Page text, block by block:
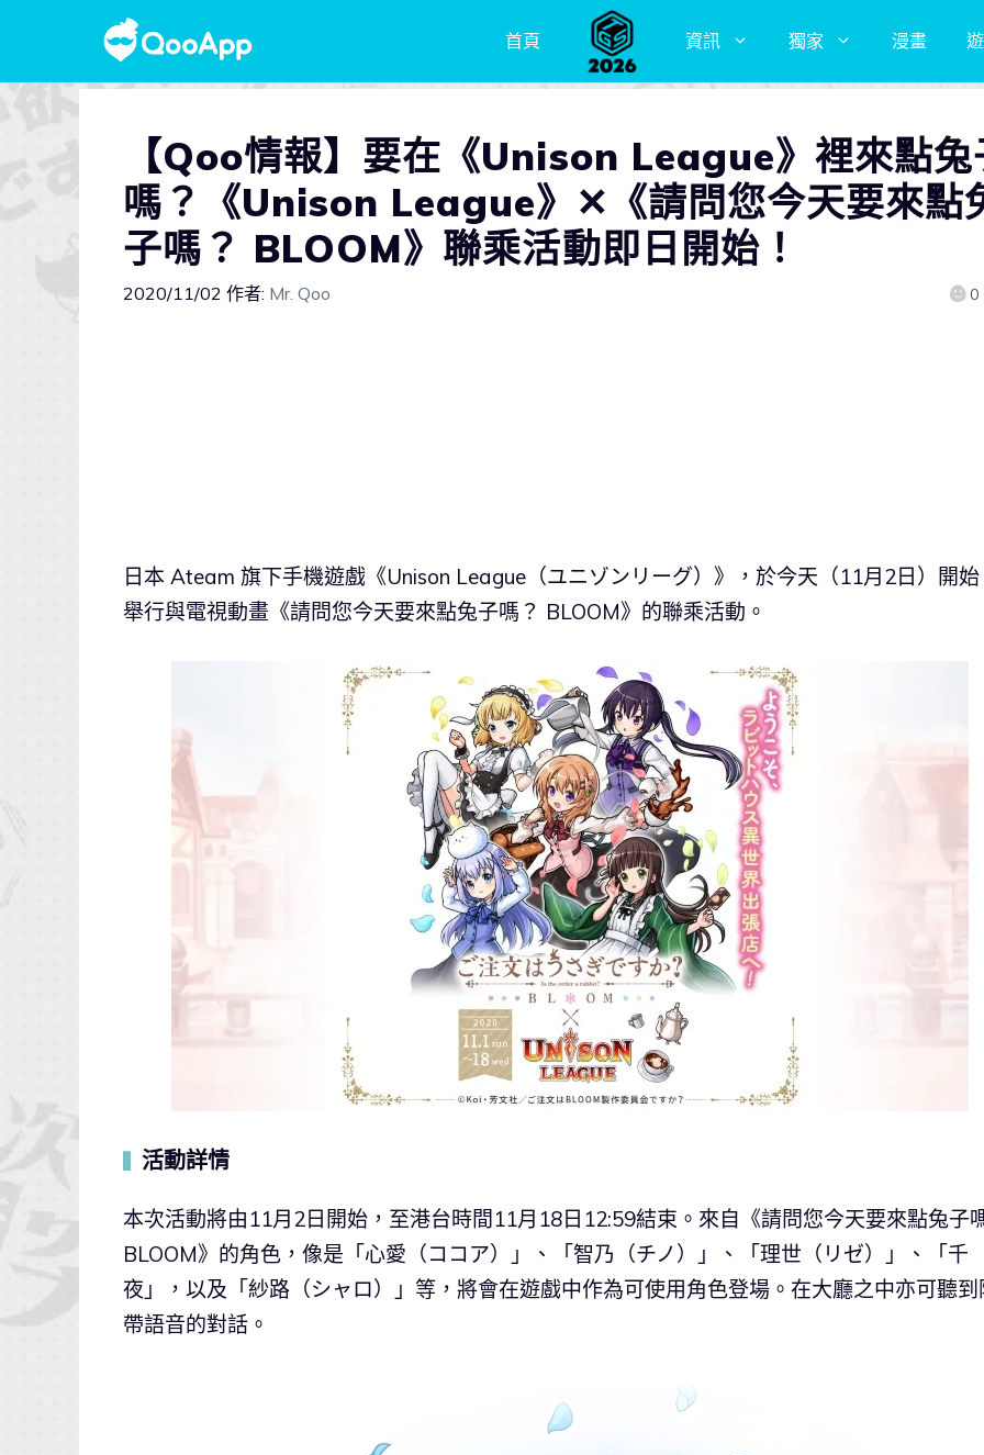
首頁 資訊 獨家 漫畫
【Qoo情報】要在《Unison League》裡來點兔
嗎？《Unison League》✕《請問您今天要來點
子嗎？ BLOOM》聯乘活動即日開始！
2020/11/02 作者: Mr. Qoo 0
日本 Ateam 旗下手機遊戲《Unison League（ユニゾンリーグ）》，於今天（11月2日）開
舉行與電視動畫《請問您今天要來點兔子嗎？ BLOOM》的聯乘活動。
活動詳情
本次活動將由11月2日開始，至港台時間11月18日12:59結束。來自《請問您今天要來點兔子
BLOOM》的角色，像是「心愛（ココア）」、「智乃（チノ）」、「理世（リゼ）」、「千
夜」，以及「紗路（シャロ）」等，將會在遊戲中作為可使用角色登場。在大廳之中亦可聽到
帶語音的對話。